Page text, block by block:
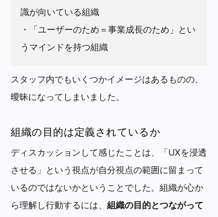
識が向いている組織
・「ユーザーのため＝事業成長のため」とい
うマインドを持つ組織
スタッフ内でもいくつかイメージはあるものの、
曖昧になってしまいました。
組織の目的は定義されているか
ディスカッションして感じたことは、「UXを浸透
させる」という視点が自分視点の範囲に留まって
いるのではないかということでした。組織が心か
ら理解し行動するには、組織の目的とつながって